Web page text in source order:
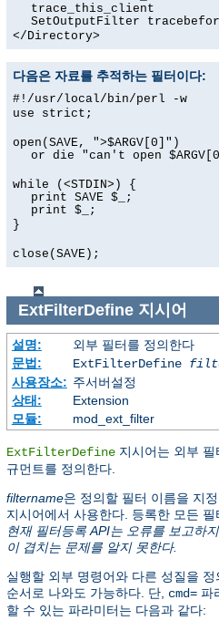
trace_this_client
SetOutputFilter
</Directory>
다음은 자료를 추적하는 필터이다:
#!/usr/local/bin/perl -w
use strict;
open(SAVE, ">$ARGV[0]")
or die "can't open
while (<STDIN>) {
print SAVE $_;
print $_;
}
close(SAVE);
ExtFilterDefine지시어
설명:
외부 필터를 정의한다
문법:
ExtFilterDefine
사용장소: 주서버설정
상태:
Extension
모듈:
mod_ext_filter
ExtFilterDefine 지시어는 외부
규먼트를 정의한다.
filtername은 정의할 필터 이름을 지
지시어에서 사용한다. 등록한 모든
현재 필터등록 API는 오류를 보고하
이 겹치는 문제를 알지 못한다.
실행할 외부 명령어와 다른 성질을
순서로 나와도 가능하다. 단, cmd= 파
할 수 있는 파라미터는 다음과 같다: